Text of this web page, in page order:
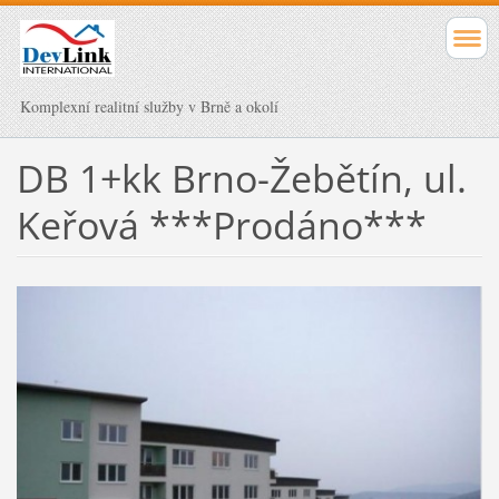
Komplexní realitní služby v Brně a okolí
DB 1+kk Brno-Žebětín, ul.
Keřová ***Prodáno***